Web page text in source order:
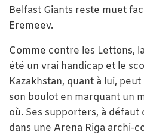
Belfast Giants reste muet
Eremeev.
Comme contre les Lettons,
été un vrai handicap et le
Kazakhstan, quant à lui,
son boulot en marquant un
où. Ses supporters, à défaut
dans une Arena Riga archi-